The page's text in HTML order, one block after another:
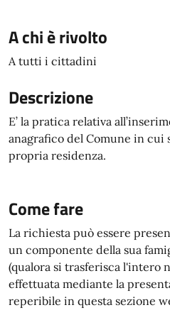
A chi è rivolto
A tutti i cittadini
Descrizione
E’ la pratica relativa
anagrafico del Comune in cui
propria residenza.
Come fare
La richiesta può essere
un componente della sua
(qualora si trasferisca l'intero
effettuata mediante la
reperibile in questa sezione